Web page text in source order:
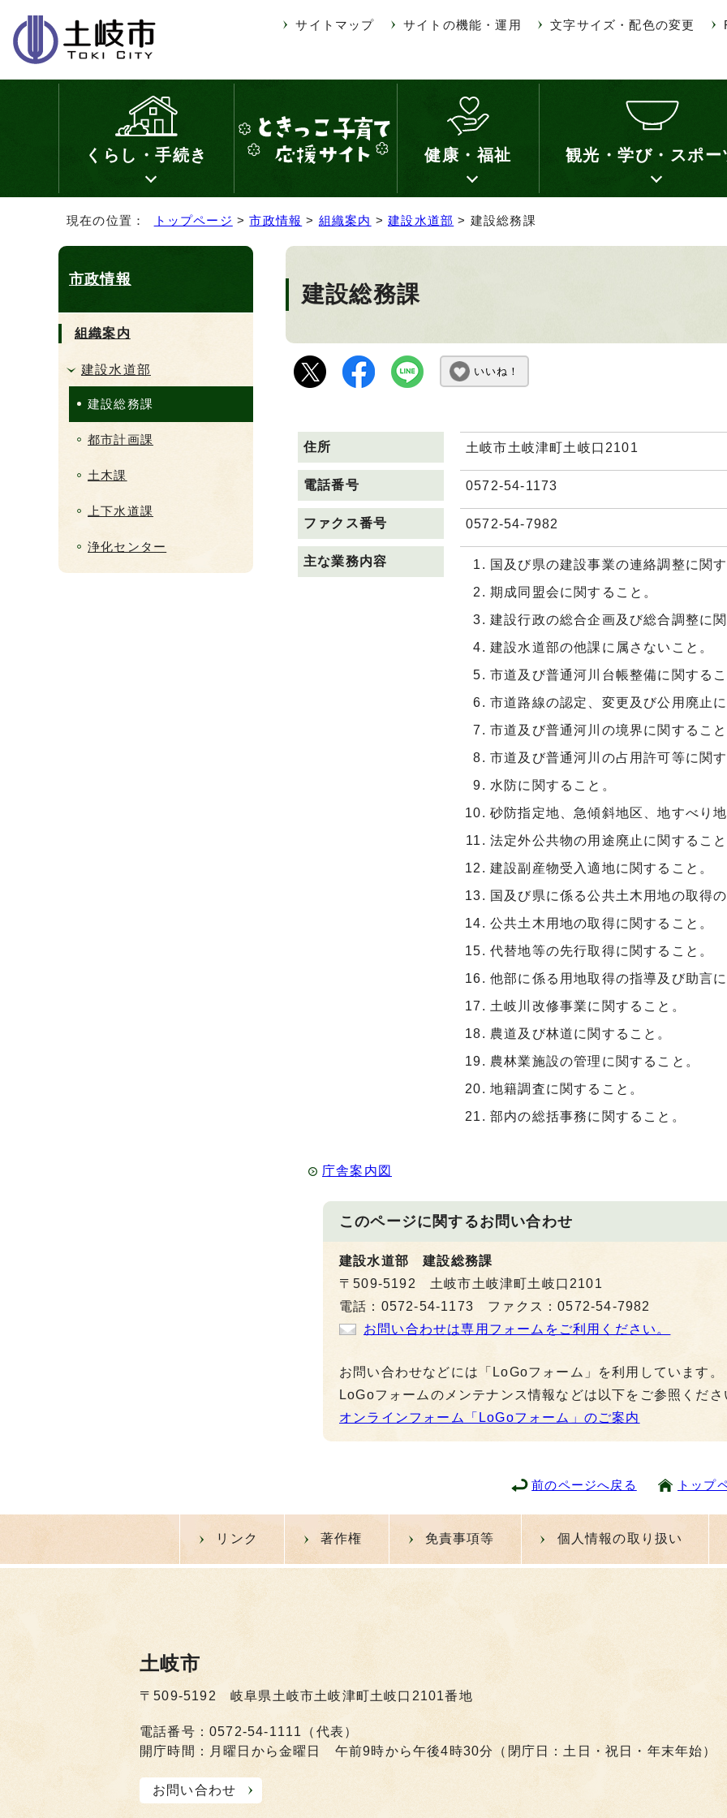
サイトマップ サイトの機能・運用 文字サイズ・配色の変更
くらし・手続き 健康・福祉 観光・学び・スポー
現在の位置： トップページ >市政情報 > 組織案内 >建設水道部 > 建設総務課
建設総務課
いいね！
住所 土岐市土岐津町土岐口2101
電話番号 0572-54-1173
ファクス番号 0572-54-7982
主な業務内容
国及び県の建設事業の連絡調整に関
期成同盟会に関すること。
建設行政の総合企画及び総合調整に
建設水道部の他課に属さないこと。
市道及び普通河川台帳整備に関する
市道路線の認定、変更及び公用廃止
市道及び普通河川の境界に関するこ
市道及び普通河川の占用許可等に関
水防に関すること。
砂防指定地、急傾斜地区、地すべり
法定外公共物の用途廃止に関するこ
建設副産物受入適地に関すること。
国及び県に係る公共土木用地の取得
公共土木用地の取得に関すること。
代替地等の先行取得に関すること。
他部に係る用地取得の指導及び助言
土岐川改修事業に関すること。
農道及び林道に関すること。
農林業施設の管理に関すること。
地籍調査に関すること。
部内の総括事務に関すること。
庁舎案内図
このページに関するお問い合わせ
建設水道部 建設総務課
〒509-5192 土岐市土岐津町土岐口2101
電話：0572-54-1173 ファクス：0572-54-7982
お問い合わせは専用フォームをご利用ください。
お問い合わせなどには「LoGoフォーム」を利用しています。
LoGoフォームのメンテナンス情報などは以下をご参照くださ
オンラインフォーム「LoGoフォーム」のご案内
市政情報
組織案内
建設水道部
建設総務課
都市計画課
土木課
上下水道課
浄化センター
前のページへ戻る トップ
リンク 著作権 免責事項等 個人情報の取り扱い
土岐市
〒509-5192 岐阜県土岐市土岐津町土岐口2101番地
電話番号：0572-54-1111（代表）
開庁時間：月曜日から金曜日 午前9時から午後4時30分（閉庁日：土日・祝日・年末年始）
お問い合わせ